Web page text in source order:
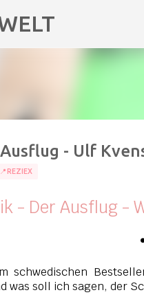
- Ulf
- Der Ausflug -
schwedischen
was soll ich sagen, der